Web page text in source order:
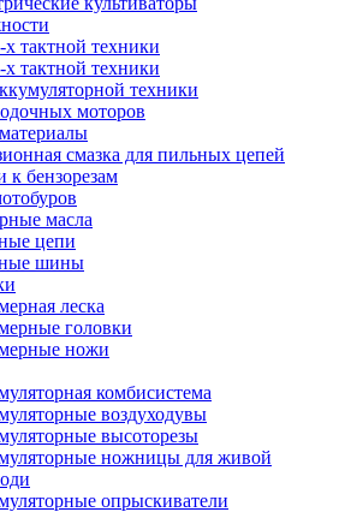
х тактной техники
х тактной техники
техники
моторов
смазка для пильных цепей
к бензорезам
масла
цепи
шины
леска
головки
ножи
комбисистема
воздуходувы
высоторезы
ножницы для живой
опрыскиватели